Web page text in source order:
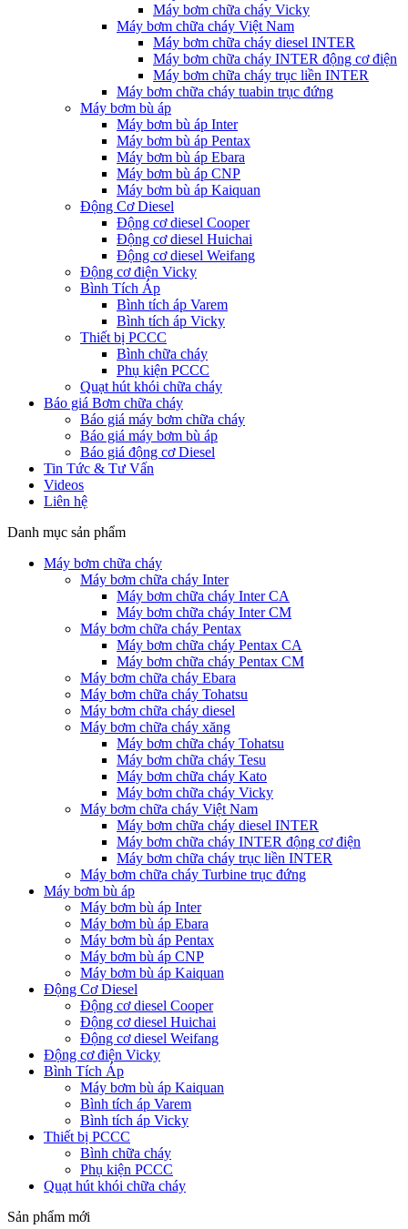
Máy bơm chữa cháy Vicky
Máy bơm chữa cháy Việt Nam
Máy bơm chữa cháy diesel INTER
Máy bơm chữa cháy INTER động cơ điện
Máy bơm chữa cháy trục liền INTER
Máy bơm chữa cháy tuabin trục đứng
Máy bơm bù áp
Máy bơm bù áp Inter
Máy bơm bù áp Pentax
Máy bơm bù áp Ebara
Máy bơm bù áp CNP
Máy bơm bù áp Kaiquan
Động Cơ Diesel
Động cơ diesel Cooper
Động cơ diesel Huichai
Động cơ diesel Weifang
Động cơ điện Vicky
Bình Tích Áp
Bình tích áp Varem
Bình tích áp Vicky
Thiết bị PCCC
Bình chữa cháy
Phụ kiện PCCC
Quạt hút khói chữa cháy
Báo giá Bơm chữa cháy
Báo giá máy bơm chữa cháy
Báo giá máy bơm bù áp
Báo giá động cơ Diesel
Tin Tức & Tư Vấn
Videos
Liên hệ
Danh mục sản phẩm
Máy bơm chữa cháy
Máy bơm chữa cháy Inter
Máy bơm chữa cháy Inter CA
Máy bơm chữa cháy Inter CM
Máy bơm chữa cháy Pentax
Máy bơm chữa cháy Pentax CA
Máy bơm chữa cháy Pentax CM
Máy bơm chữa cháy Ebara
Máy bơm chữa cháy Tohatsu
Máy bơm chữa cháy diesel
Máy bơm chữa cháy xăng
Máy bơm chữa cháy Tohatsu
Máy bơm chữa cháy Tesu
Máy bơm chữa cháy Kato
Máy bơm chữa cháy Vicky
Máy bơm chữa cháy Việt Nam
Máy bơm chữa cháy diesel INTER
Máy bơm chữa cháy INTER động cơ điện
Máy bơm chữa cháy trục liền INTER
Máy bơm chữa cháy Turbine trục đứng
Máy bơm bù áp
Máy bơm bù áp Inter
Máy bơm bù áp Ebara
Máy bơm bù áp Pentax
Máy bơm bù áp CNP
Máy bơm bù áp Kaiquan
Động Cơ Diesel
Động cơ diesel Cooper
Động cơ diesel Huichai
Động cơ diesel Weifang
Động cơ điện Vicky
Bình Tích Áp
Máy bơm bù áp Kaiquan
Bình tích áp Varem
Bình tích áp Vicky
Thiết bị PCCC
Bình chữa cháy
Phụ kiện PCCC
Quạt hút khói chữa cháy
Sản phẩm mới